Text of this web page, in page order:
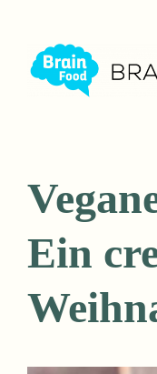
Inhalt
springen
Ein